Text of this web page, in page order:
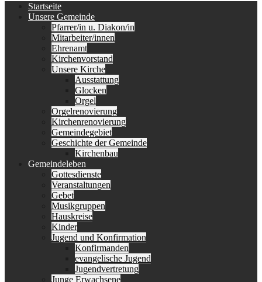
Erstes
Menü
Startseite
Unsere Gemeinde
Pfarrer/in u. Diakon/in
Mitarbeiter/innen
Ehrenamt
Kirchenvorstand
Unsere Kirche
Ausstattung
Glocken
Orgel
Orgelrenovierung
Kirchenrenovierung
Gemeindegebiet
Geschichte der Gemeinde
Kirchenbau
Gemeindeleben
Gottesdienste
Veranstaltungen
Gebet
Musikgruppen
Hauskreise
Kinder
Jugend und Konfirmation
Konfirmanden
evangelische Jugend
Jugendvertretung
Junge Erwachsene